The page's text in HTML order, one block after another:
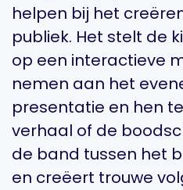
helpen bij het
publiek. Het stelt de
op een interactieve
nemen aan het
presentatie en hen
verhaal of de
de band tussen het
en creëert trouwe